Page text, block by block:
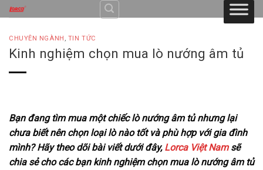
Skip
to
content
CHUYÊN NGÀNH , TIN TỨC
Kinh nghiệm chọn mua lò nướng âm tủ
Bạn đang tìm mua một chiếc lò nướng âm tủ nhưng lại
chưa biết nên chọn loại lò nào tốt và phù hợp với gia đình
mình? Hãy theo dõi bài viết dưới đây, Lorca Việt Namsẽ
chia sẻ cho các bạn kinh nghiệm chọn mua lò nướng âm tủ